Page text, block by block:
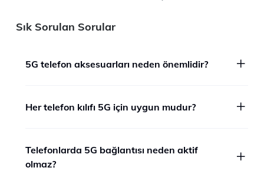
Sık Sorulan Sorular
5G telefon aksesuarları neden önemlidir?
Her telefon kılıfı 5G için uygun mudur?
Telefonlarda 5G bağlantısı neden aktif
olmaz?​